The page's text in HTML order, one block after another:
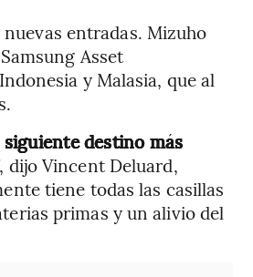
entradas. Mizuho
Asset
y Malasia, que al
destino más
dijo Vincent Deluard,
tiene todas las casillas
primas y un alivio del